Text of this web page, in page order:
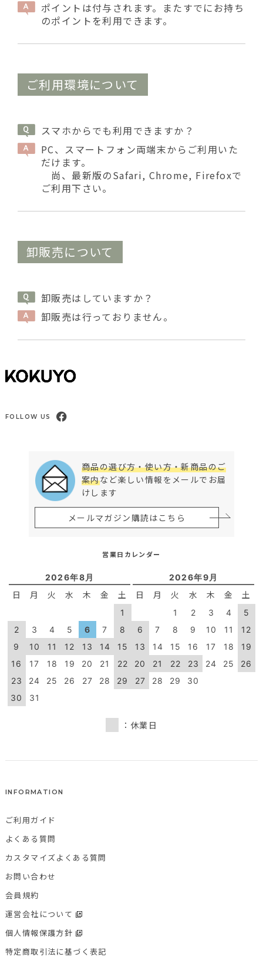
ポイントは付与されます。またすでにお持ち
のポイントを利用できます。
ご利用環境について
スマホからでも利用できますか？
PC、スマートフォン両端末からご利用いた
だけます。
尚、最新版のSafari, Chrome, Firefoxで
ご利用下さい。
卸販売について
卸販売はしていますか？
卸販売は行っておりません。
FOLLOW US
商品の選び方・使い方・新商品のご
案内など楽しい情報をメールでお届
けします
メールマガジン購読はこちら
営業日カレンダー
2026年8月
日 月 火 水 木 金 土
1
2
3 4 5 6 7
8
9
10 11 12 13 14
15
16
17 18 19 20 21
22
23
24 25 26 27 28
29
30
31
2026年9月
日 月 火 水 木 金 土
1 2 3 4
5
6
7 8 9 10 11
12
13
14 15 16 17 18
19
20
21 22 23 24 25
26
27
28 29 30
：休業日
INFORMATION
ご利用ガイド
よくある質問
カスタマイズよくある質問
お問い合わせ
会員規約
運営会社について
個人情報保護方針
特定商取引法に基づく表記